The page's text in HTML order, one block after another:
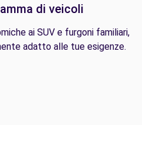
di veicoli
ai SUV e furgoni familiari,
adatto alle tue esigenze.